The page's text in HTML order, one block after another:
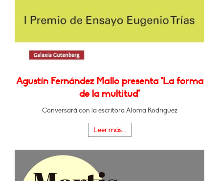
Agustín Fernández Mallo presenta "La forma
de la multitud"
Conversará con la escritora Aloma Rodríguez
Leer más...